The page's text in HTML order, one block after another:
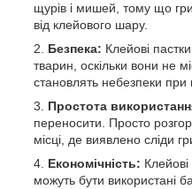
щурів і мишей, тому що
від клейового шару.
Безпека: Клейові
тварин, оскільки вони не
становлять небезпеки при
Простота
переносити. Просто
місці, де виявлено сліди
Економічність: Клейові
можуть бути використані